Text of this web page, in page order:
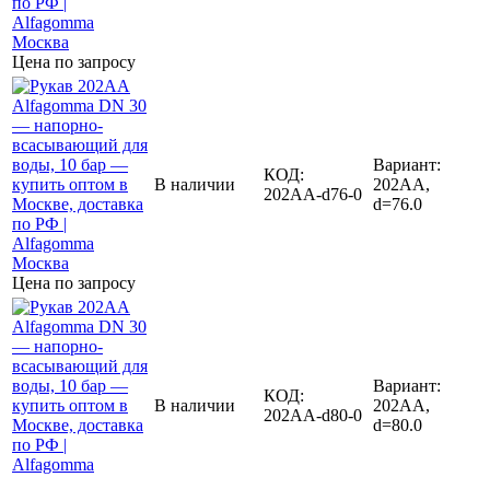
Цена по запросу
Цена по запросу
В наличии
КОД:
202AA-d76-0
Вариант:
202AA,
d=76.0
В наличии
КОД:
202AA-d80-0
Вариант:
202AA,
d=80.0